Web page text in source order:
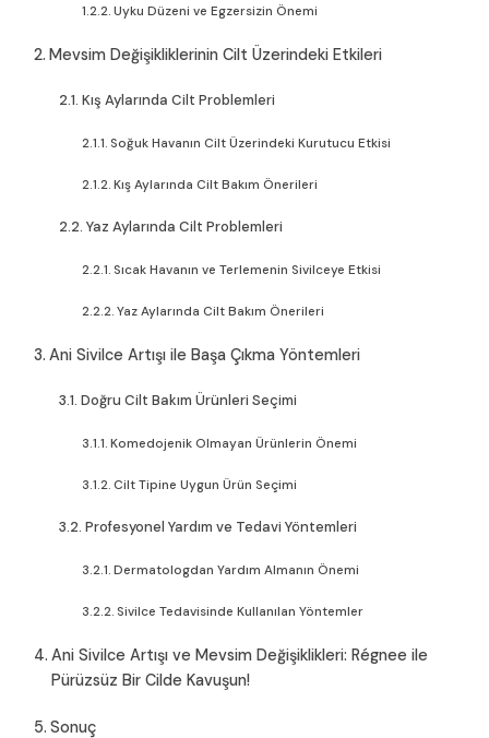
Uyku Düzeni ve Egzersizin Önemi
Mevsim Değişikliklerinin Cilt Üzerindeki Etkileri
Kış Aylarında Cilt Problemleri
Soğuk Havanın Cilt Üzerindeki Kurutucu Etkisi
Kış Aylarında Cilt Bakım Önerileri
Yaz Aylarında Cilt Problemleri
Sıcak Havanın ve Terlemenin Sivilceye Etkisi
Yaz Aylarında Cilt Bakım Önerileri
Ani Sivilce Artışı ile Başa Çıkma Yöntemleri
Doğru Cilt Bakım Ürünleri Seçimi
Komedojenik Olmayan Ürünlerin Önemi
Cilt Tipine Uygun Ürün Seçimi
Profesyonel Yardım ve Tedavi Yöntemleri
Dermatologdan Yardım Almanın Önemi
Sivilce Tedavisinde Kullanılan Yöntemler
Ani Sivilce Artışı ve Mevsim Değişiklikleri: Régnee ile
Pürüzsüz Bir Cilde Kavuşun!
Sonuç